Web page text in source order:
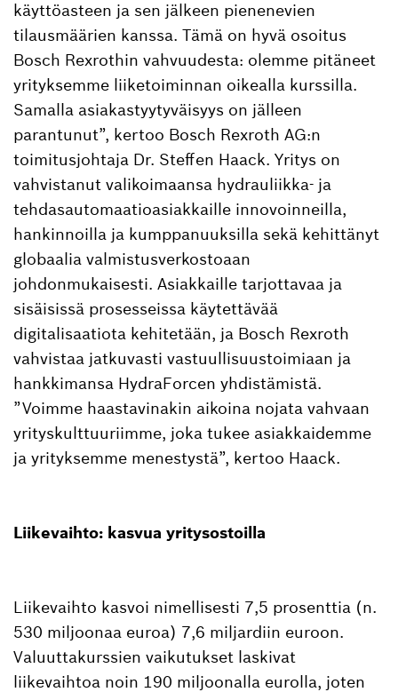
käyttöasteen ja sen jälkeen pienenevien
tilausmäärien kanssa. Tämä on hyvä osoitus
Bosch Rexrothin vahvuudesta: olemme pitäneet
yrityksemme liiketoiminnan oikealla kurssilla.
Samalla asiakastyytyväisyys on jälleen
parantunut”, kertoo Bosch Rexroth AG:n
toimitusjohtaja Dr. Steffen Haack. Yritys on
vahvistanut valikoimaansa hydrauliikka- ja
tehdasautomaatioasiakkaille innovoinneilla,
hankinnoilla ja kumppanuuksilla sekä kehittänyt
globaalia valmistusverkostoaan
johdonmukaisesti. Asiakkaille tarjottavaa ja
sisäisissä prosesseissa käytettävää
digitalisaatiota kehitetään, ja Bosch Rexroth
vahvistaa jatkuvasti vastuullisuustoimiaan ja
hankkimansa HydraForcen yhdistämistä.
”Voimme haastavinakin aikoina nojata vahvaan
yrityskulttuuriimme, joka tukee asiakkaidemme
ja yrityksemme menestystä”, kertoo Haack.
Liikevaihto: kasvua yritysostoilla
Liikevaihto kasvoi nimellisesti 7,5 prosenttia (n.
530 miljoonaa euroa) 7,6 miljardiin euroon.
Valuuttakurssien vaikutukset laskivat
liikevaihtoa noin 190 miljoonalla eurolla, joten